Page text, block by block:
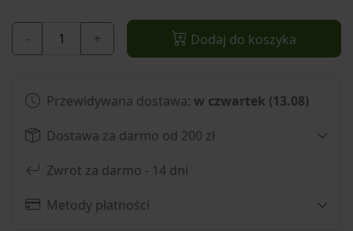
- + Dodaj do koszyka
Przewidywana dostawa: w czwartek (13.08)
Dostawa za darmo od 200 zł
Zwrot za darmo - 14 dni
Metody płatności